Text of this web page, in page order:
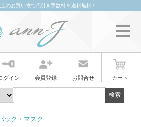
のお買い物で代引き手数料＆送料無料！
グイン 会員登録 お問合せ カート
ック・マスク